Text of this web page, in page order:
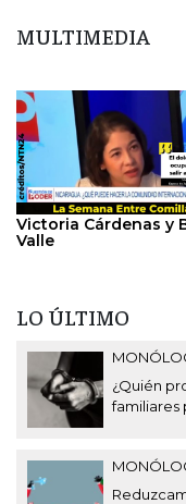
MULTIMEDIA
Victoria Cárdenas y
Valle
LO ÚLTIMO
¿Quién
familiares